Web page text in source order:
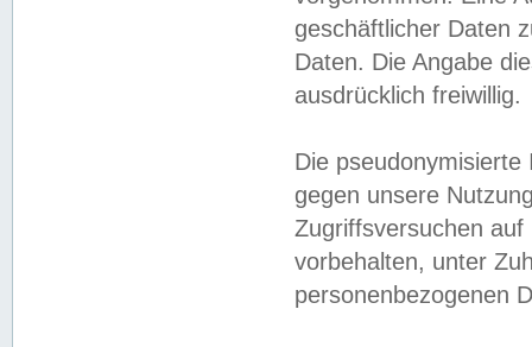
geschäftlicher Daten
Daten. Die Angabe
ausdrücklich freiwillig.
Die
gegen unsere
Zugriffsversuchen
vorbehalten, unter
personenbezogenen